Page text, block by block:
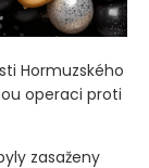
Hormuzského
operaci proti
zasaženy